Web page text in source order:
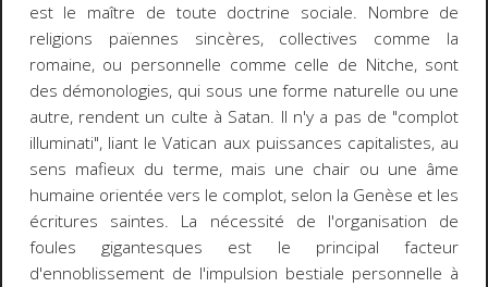
est le maître de toute doctrine sociale. Nombre de
religions païennes sincères, collectives comme la
romaine, ou personnelle comme celle de Nitche, sont
des démonologies, qui sous une forme naturelle ou une
autre, rendent un culte à Satan. Il n'y a pas de "complot
illuminati", liant le Vatican aux puissances capitalistes, au
sens mafieux du terme, mais une chair ou une âme
humaine orientée vers le complot, selon la Genèse et les
écritures saintes. La nécessité de l'organisation de
foules gigantesques est le principal facteur
d'ennoblissement de l'impulsion bestiale personnelle à